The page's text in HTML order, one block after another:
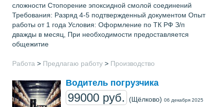
сложности Стопорение эпоксидной смолой соединений
Требования: Разряд 4-5 подтвержденный документом Опыт
работы от 1 года Условия: Оформление по ТК РФ З/п
дважды в месяц, При необходимости предоставляется
общежитие
Работа > Предлагаю работу > Производство
Водитель погрузчика
99000 руб. (Щёлково) 06 декабря 2025